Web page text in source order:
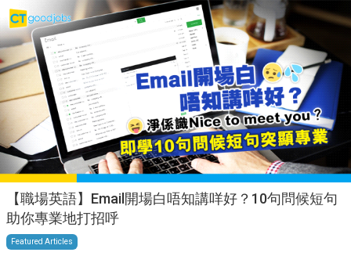
【職場英語】Email開場白唔知講咩好？10句問候短句
助你專業地打招呼
Featured Articles